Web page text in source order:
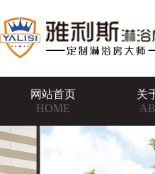
网站首页
HOME
关